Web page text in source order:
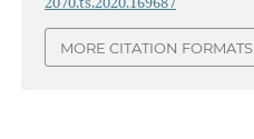
MORE CITATION FORMATS